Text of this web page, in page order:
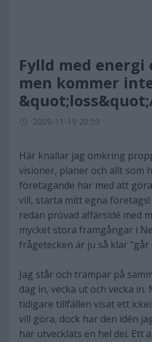
Fylld med energi
men kommer
2009-11-19 20:59
Här knallar jag omkring
visioner, planer och allt som
företagande har med att
vill, starta mitt egna
redan prövad affärsidé med
mycket stora framgångar i
frågetecken är ju så klar "går
Jag står och trampar på
dag in, vecka ut och vecka in.
tidigare tillfällen visat ett
vill göra, dock har den idén
har utvecklats en hel del. Ett